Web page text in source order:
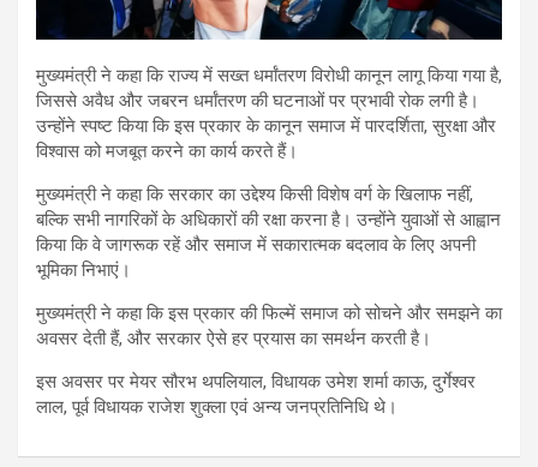
मुख्यमंत्री ने कहा कि राज्य में सख्त धर्मांतरण विरोधी कानून लागू किया गया है,
जिससे अवैध और जबरन धर्मांतरण की घटनाओं पर प्रभावी रोक लगी है।
उन्होंने स्पष्ट किया कि इस प्रकार के कानून समाज में पारदर्शिता, सुरक्षा और
विश्वास को मजबूत करने का कार्य करते हैं।
मुख्यमंत्री ने कहा कि सरकार का उद्देश्य किसी विशेष वर्ग के खिलाफ नहीं,
बल्कि सभी नागरिकों के अधिकारों की रक्षा करना है। उन्होंने युवाओं से आह्वान
किया कि वे जागरूक रहें और समाज में सकारात्मक बदलाव के लिए अपनी
भूमिका निभाएं।
मुख्यमंत्री ने कहा कि इस प्रकार की फिल्में समाज को सोचने और समझने का
अवसर देती हैं, और सरकार ऐसे हर प्रयास का समर्थन करती है।
इस अवसर पर मेयर सौरभ थपलियाल, विधायक उमेश शर्मा काऊ, दुर्गेश्वर
लाल, पूर्व विधायक राजेश शुक्ला एवं अन्य जनप्रतिनिधि थे।